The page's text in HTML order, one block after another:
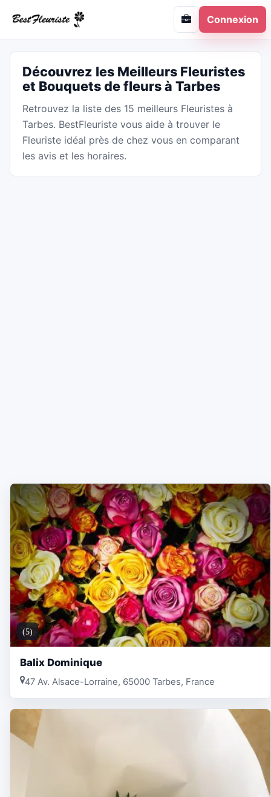
Connexion
Découvrez les Meilleurs Fleuristes
et Bouquets de fleurs à Tarbes
Retrouvez la liste des 15 meilleurs Fleuristes à
Tarbes. BestFleuriste vous aide à trouver le
Fleuriste idéal près de chez vous en comparant
les avis et les horaires.
(5)
Balix Dominique
47 Av. Alsace-Lorraine, 65000 Tarbes, France